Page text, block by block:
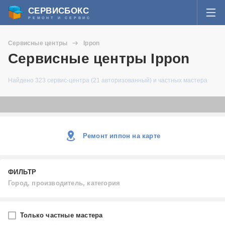
СЕРВИСБОКС
РЕМОНТ И СЕРВИС
Я забыл пароль
Регистрация
СЕРВИСЫ И МАСТЕРА
СТАТЬИ О РЕМОНТЕ
ЗАДАТЬ ВОПРОС МАСТЕРАМ
Сервисные центры Ippon
Сервисные центры Ippon
Найдено 323 сервис-центра (21 авторизованный) и частных мастера
Ремонт иппон на карте
ФИЛЬТР
Город, производитель, категория
Только частные мастера